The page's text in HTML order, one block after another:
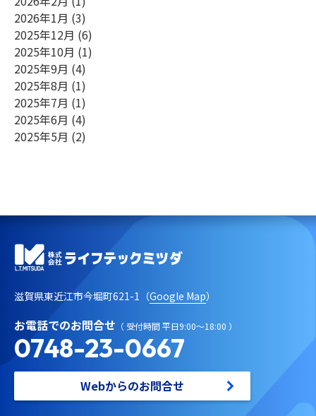
2026年1月 (3)
2025年12月 (6)
2025年10月 (1)
2025年9月 (4)
2025年8月 (1)
2025年7月 (1)
2025年6月 (4)
2025年5月 (2)
滋賀県東近江市今堀町621-1（Google Map）
お電話でのお問合せ （ 受付時間 平日9:00～18:00 ）
0748-23-0667
Webからのお問合せ